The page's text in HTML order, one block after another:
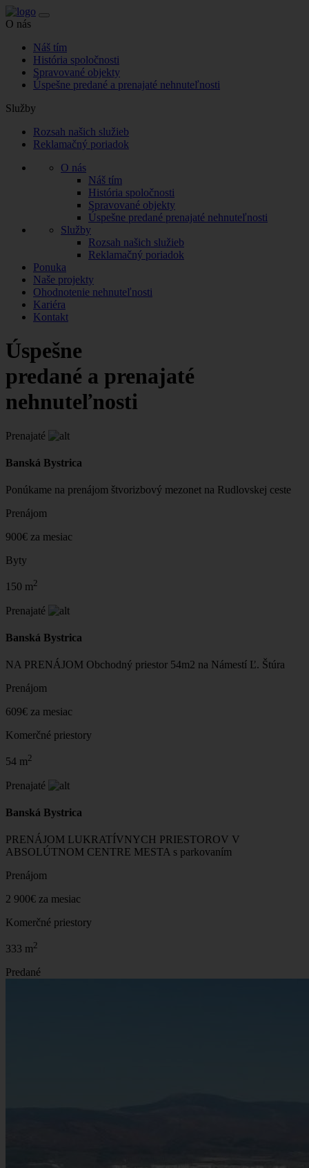
O nás
Náš tím
História spoločnosti
Spravované objekty
Úspešne predané a prenajaté nehnuteľnosti
Služby
Rozsah našich služieb
Reklamačný poriadok
O nás
Náš tím
História spoločnosti
Spravované objekty
Úspešne predané prenajaté nehnuteľnosti
Služby
Rozsah našich služieb
Reklamačný poriadok
Ponuka
Naše projekty
Ohodnotenie nehnuteľnosti
Kariéra
Kontakt
Úspešne
predané a prenajaté
nehnuteľnosti
Prenajaté
Banská Bystrica
Ponúkame na prenájom štvorizbový mezonet na Rudlovskej ceste
Prenájom
900€ za mesiac
Byty
150 m2
Prenajaté
Banská Bystrica
NA PRENÁJOM Obchodný priestor 54m2 na Námestí Ľ. Štúra
Prenájom
609€ za mesiac
Komerčné priestory
54 m2
Prenajaté
Banská Bystrica
PRENÁJOM LUKRATÍVNYCH PRIESTOROV V
ABSOLÚTNOM CENTRE MESTA s parkovaním
Prenájom
2 900€ za mesiac
Komerčné priestory
333 m2
Predané